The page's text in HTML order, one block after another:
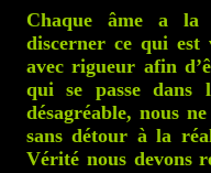
Chaque âme a la
discerner ce qui est
avec rigueur afin
qui se passe dans
désagréable, nous
sans détour à la
Vérité nous devons